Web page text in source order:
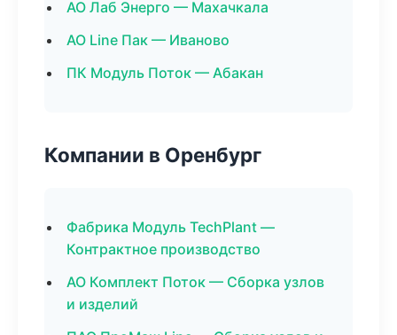
АО Лаб Энерго — Махачкала
АО Line Пак — Иваново
ПК Модуль Поток — Абакан
Компании в Оренбург
Фабрика Модуль TechPlant —
Контрактное производство
АО Комплект Поток — Сборка узлов
и изделий